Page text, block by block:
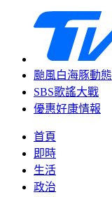
颱風白海豚動態
SBS歌謠大戰
優惠好康情報
首頁
即時
生活
政治